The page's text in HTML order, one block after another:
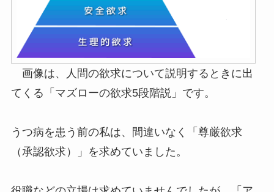
画像は、人間の欲求について説明するときに出
てくる「マズローの欲求5段階説」です。
うつ病を患う前の私は、間違いなく「尊厳欲求
（承認欲求）」を求めていました。